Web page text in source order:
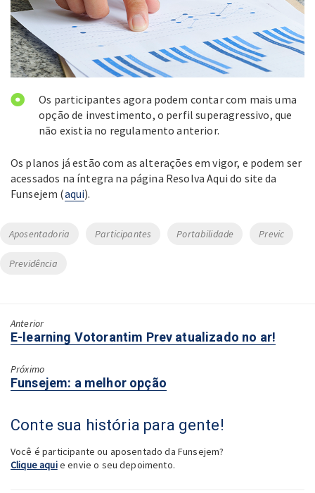
Os participantes agora podem contar com mais uma
opção de investimento, o perfil superagressivo, que
não existia no regulamento anterior.
Os planos já estão com as alterações em vigor, e podem ser
acessados na íntegra na página Resolva Aqui do site da
Funsejem (aqui).
Tags
Aposentadoria Participantes Portabilidade Previc
Previdência
Anterior
Próximo:
E-learning Votorantim Prev atualizado no ar!
Próximo
Anterior:
Funsejem: a melhor opção
Conte sua história para gente!
Você é participante ou aposentado da Funsejem?
Clique aquie envie o seu depoimento.